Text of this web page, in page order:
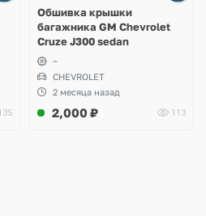
Обшивка крышки
багажника GM Chevrolet
Cruze J300 sedan
~
CHEVROLET
2 месяца назад
2,000 ₽ 113